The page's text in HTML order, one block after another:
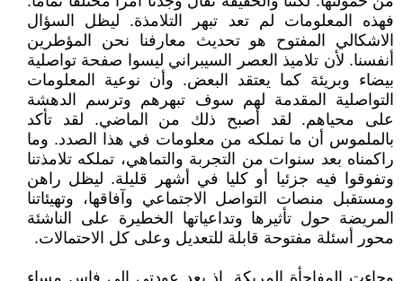
فهذه المعلومات لم تعد تبهر التلامذة. ليظل السؤال
الاشكالي المفتوح هو تحديث معارفنا نحن المؤطرين
أنفسنا. لأن تلاميذ العصر السيبراني ليسوا صفحة تواصلية
بيضاء وبريئة كما يعتقد البعض. وأن نوعية المعلومات
التواصلية المقدمة لهم سوف تبهرهم وترسم الدهشة
على محياهم. لقد أصبح ذلك من الماضي. لقد تأكد
بالملموس أن ما نملكه من معلومات في هذا الصدد. وما
راكمناه بعد سنوات من التجربة والتماهي، تملكه تلامذتنا
وتفوقوا فيه جزئيا أو كليا في أشهر قليلة. ليظل راهن
ومستقبل منصات التواصل الاجتماعي وآفاقها، وتهيئاتنا
المريضة حول تأثيرها وتداعياتها الخطيرة على الناشئة
محور أسئلة مفتوحة قابلة للتعديل وعلى كل الاحتمالات.